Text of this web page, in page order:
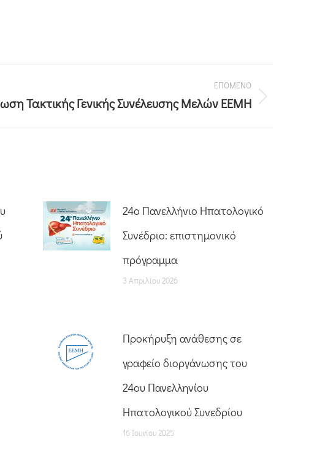
ΕΠΟΜΕΝΟ
Τακτικής Γενικής Συνέλευσης Μελών ΕΕΜΗ
24o Πανελλήνιο Ηπατολογικό
Συνέδριο: επιστημονικό
πρόγραμμα
3 Απριλίου 2026
Προκήρυξη ανάθεσης σε
γραφείο διοργάνωσης του
24ου Πανελληνίου
Ηπατολογικού Συνεδρίου
16 Ιουνίου 2025